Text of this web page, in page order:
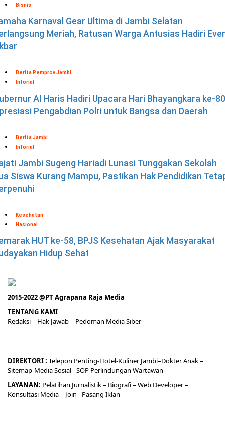
Bisnis
Karnaval Gear Ultima di Jambi Selatan
Meriah, Ratusan Warga Antusias Hadiri
Berita Pemprov Jambi
Inforial
Al Haris Hadiri Upacara Hari Bhayangkara ke-
Pengabdian Polri untuk Bangsa dan Daerah
Berita Jambi
Inforial
Jambi Sugeng Hariadi Lunasi Tunggakan Sekolah
Siswa Kurang Mampu, Pastikan Hak Pendidikan
Kesehatan
Nasional
HUT ke-58, BPJS Kesehatan Ajak Masyarakat
Hidup Sehat
2015-2022 @PT Agrapana Raja Media
TENTANG KAMI
Redaksi– Hak Jawab – Pedoman Media Siber
DIREKTORI: Telepon Penting-Hotel-KulinerJambi–DokterAnak –
Sitemap-Media Sosial –SOP Perlindungan Wartawan
LAYANAN: Pelatihan Jurnalistik – Biografi– Web Developer–
Konsultasi Media– Join –Pasang Iklan